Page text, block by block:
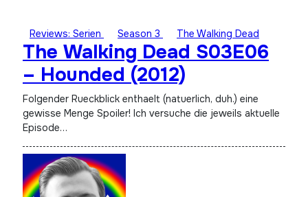
Reviews: Serien Season 3 The Walking Dead
The Walking Dead S03E06
– Hounded (2012)
Folgender Rueckblick enthaelt (natuerlich, duh.) eine
gewisse Menge Spoiler! Ich versuche die jeweils aktuelle
Episode…